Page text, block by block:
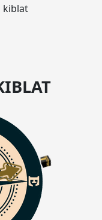
kiblat